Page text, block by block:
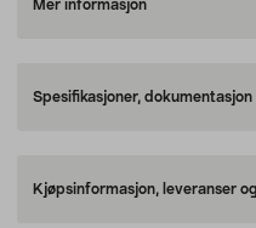
Mer informasjon
Spesifikasjoner,
Kjøpsinformasjon, leveranser